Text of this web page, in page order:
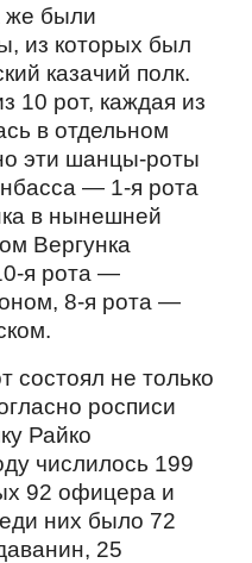
же были
из которых был
казачий полк.
10 рот, каждая из
в отдельном
эти шанцы-роты
— 1-я рота
в нынешней
Вергунка
я рота —
8-я рота —
состоял не только
росписи
Райко
числилось 199
92 офицера и
них было 72
25